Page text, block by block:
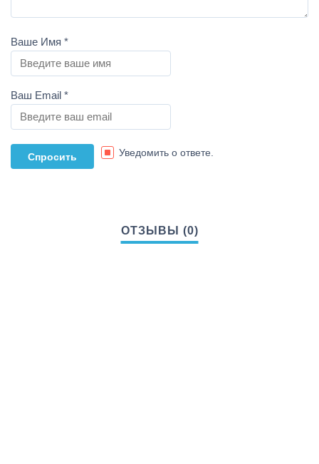
Ваше Имя *
Ваш Email *
Уведомить о ответе.